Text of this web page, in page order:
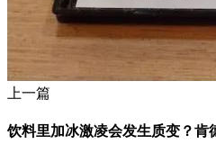
上一篇
饮料里加冰激凌会发生质变？肯